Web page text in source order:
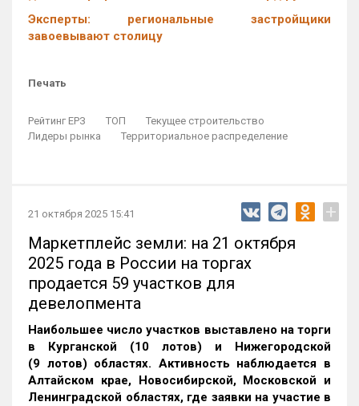
Эксперты: региональные застройщики
завоевывают столицу
Печать
Рейтинг ЕРЗ ТОП
Текущее строительство
Лидеры рынка
Территориальное распределение
21 октября 2025 15:41 +
Маркетплейс земли: на 21 октября
2025 года в России на торгах
продается 59 участков для
девелопмента
Наибольшее число участков выставлено на торги
в Курганской (10 лотов) и Нижегородской
(9 лотов) областях. Активность наблюдается в
Алтайском крае, Новосибирской, Московской и
Ленинградской областях, где заявки на участие в